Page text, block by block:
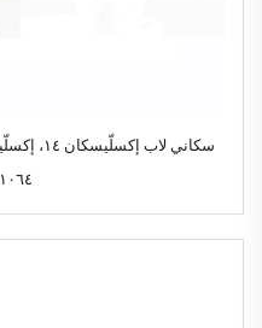
١٠٦٤ نانومتر